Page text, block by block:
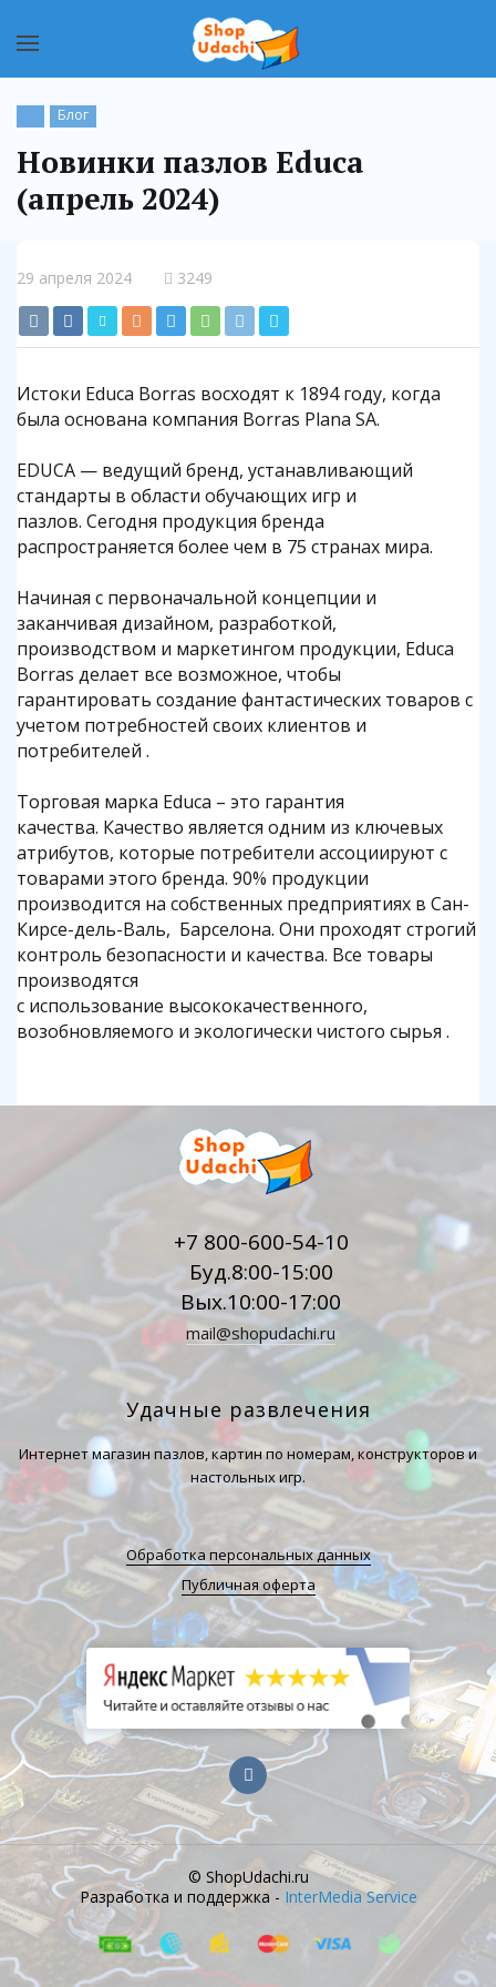
Блог
Новинки пазлов Educa
(апрель 2024)
29 апреля 2024 3249
Истоки Educa Borras восходят к 1894 году, когда
была основана компания Borras Plana SA.
EDUCA — ведущий бренд, устанавливающий
стандарты в области обучающих игр и
пазлов. Сегодня продукция бренда
распространяется более чем в 75 странах мира.
Начиная с первоначальной концепции и
заканчивая дизайном, разработкой,
производством и маркетингом продукции, Educa
Borras делает все возможное, чтобы
гарантировать создание фантастических товаров с
учетом потребностей своих клиентов и
потребителей .
Торговая марка Educa – это гарантия
качества. Качество является одним из ключевых
атрибутов, которые потребители ассоциируют с
товарами этого бренда. 90% продукции
производится на собственных предприятиях в Сан-
Кирсе-дель-Валь, Барселона. Они проходят строгий
контроль безопасности и качества. Все товары
производятся
с использование высококачественного,
возобновляемого и экологически чистого сырья .
+7 800-600-54-10
Буд.8:00-15:00
Вых.10:00-17:00
mail@shopudachi.ru
Удачные развлечения
Интернет магазин пазлов, картин по номерам, конструкторов и
настольных игр.
Обработка персональных данных
Публичная оферта
© ShopUdachi.ru
Разработка и поддержка - InterMedia Service